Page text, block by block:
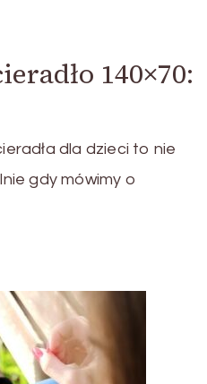
140×70:
dla dzieci to nie
gdy mówimy o